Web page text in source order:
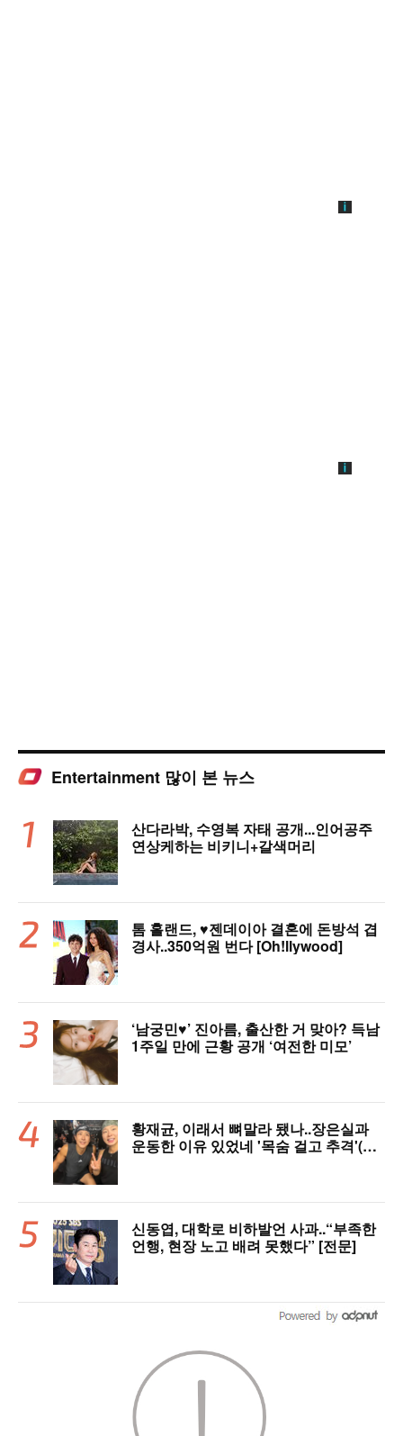
Entertainment 많이 본 뉴스
산다라박, 수영복 자태 공개...인어공주
연상케하는 비키니+갈색머리
톰 홀랜드, ♥︎젠데이아 결혼에 돈방석 겹
경사..350억원 번다 [Oh!llywood]
‘남궁민♥’ 진아름, 출산한 거 맞아? 득남
1주일 만에 근황 공개 ‘여전한 미모’
황재균, 이래서 뼈말라 됐나..장은실과
운동한 이유 있었네 '목숨 걸고 추격'(술
신동엽, 대학로 비하발언 사과..“부족한
언행, 현장 노고 배려 못했다” [전문]